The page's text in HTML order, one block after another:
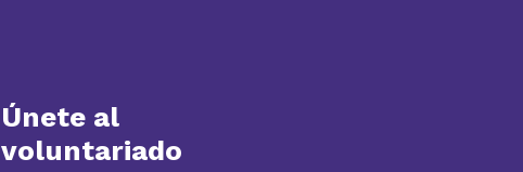
Únete al
voluntariado